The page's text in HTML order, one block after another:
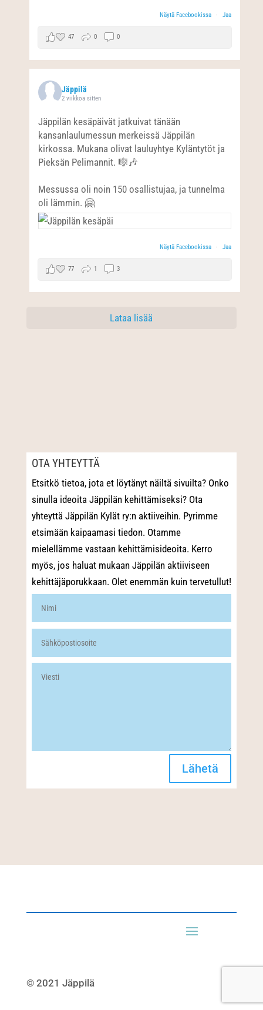
Näytä Facebookissa · Jaa
47 0 0
Jäppilä
2 viikkoa sitten
Jäppilän kesäpäivät jatkuivat tänään
kansanlaulumessun merkeissä Jäppilän
kirkossa. Mukana olivat lauluyhtye Kyläntytöt ja
Pieksän Pelimannit. 🎼🎶
Messussa oli noin 150 osallistujaa, ja tunnelma
oli lämmin. 🤗
Näytä Facebookissa · Jaa
77 1 3
Lataa lisää
OTA YHTEYTTÄ
Etsitkö tietoa, jota et löytänyt näiltä sivuilta? Onko
sinulla ideoita Jäppilän kehittämiseksi? Ota
yhteyttä Jäppilän Kylät ry:n aktiiveihin. Pyrimme
etsimään kaipaamasi tiedon. Otamme
mielellämme vastaan kehittämisideoita. Kerro
myös, jos haluat mukaan Jäppilän aktiiviseen
kehittäjäporukkaan. Olet enemmän kuin tervetullut!
Lähetä
© 2021 Jäppilä